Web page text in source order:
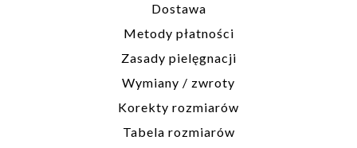
Dostawa
Metody płatności
Zasady pielęgnacji
Wymiany / zwroty
Korekty rozmiarów
Tabela rozmiarów